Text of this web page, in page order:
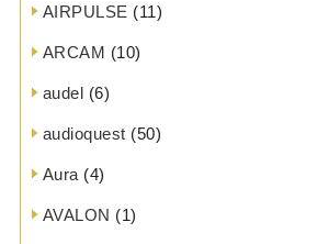
AIRPULSE (11)
ARCAM (10)
audel (6)
audioquest (50)
Aura (4)
AVALON (1)